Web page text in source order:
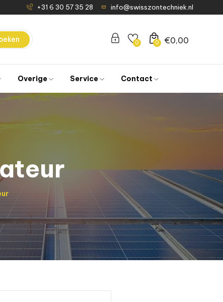
+31 6 30 57 35 28 info@swisszontechniek.nl
0 €0,00
0
Overige Service Contact